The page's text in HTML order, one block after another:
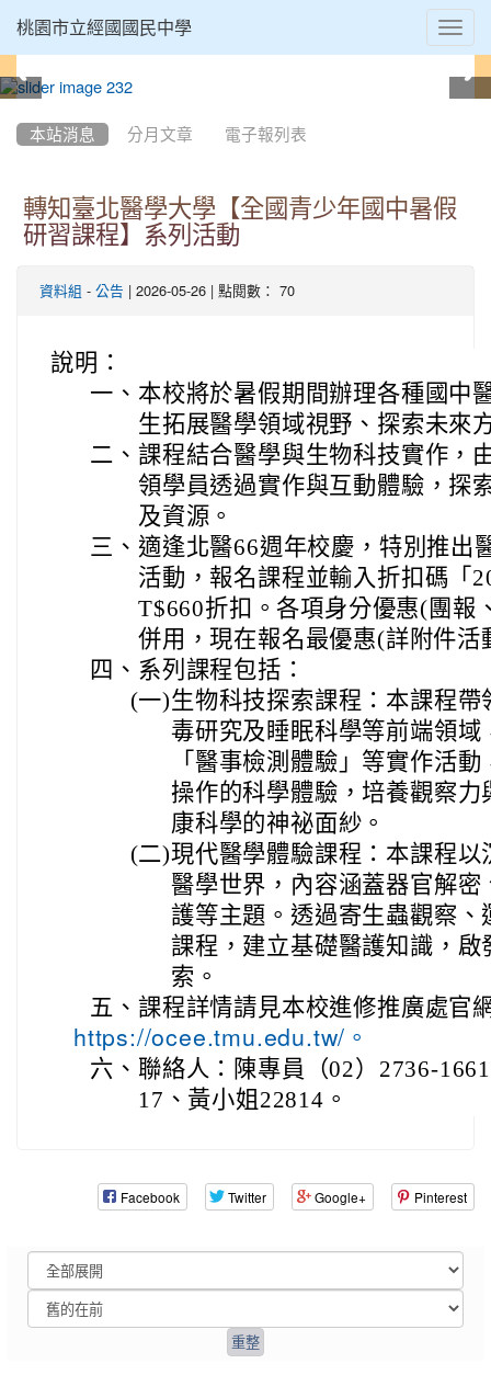
桃園市立經國國民中學
本站消息 分月文章 電子報列表
轉知臺北醫學大學【全國青少年國中暑假
研習課程】系列活動
資料組 - 公告 | 2026-05-26 | 點閱數： 70
說明：
一、 本校將於暑假期間辦理各種國中
生拓展醫學領域視野、探索未來
二、 課程結合醫學與生物科技實作，
領學員透過實作與互動體驗，探
及資源。
三、 適逢北醫66週年校慶，特別推出
活動，報名課程並輸入折扣碼「
T$660折扣。各項身分優惠(團報
併用，現在報名最優惠(詳附件活
四、 系列課程包括：
(一)生物科技探索課程：本課程
毒研究及睡眠科學等前端領
「醫事檢測體驗」等實作活
操作的科學體驗，培養觀察
康科學的神祕面紗。
(二)現代醫學體驗課程：本課程
醫學世界，內容涵蓋器官解
護等主題。透過寄生蟲觀察
課程，建立基礎醫護知識，
索。
五、 課程詳情請見本校進修推廣處官
https://ocee.tmu.edu.tw/。
六、 聯絡人：陳專員（02）2736-
17、黃小姐22814。
Facebook Twitter Google+ Pinterest